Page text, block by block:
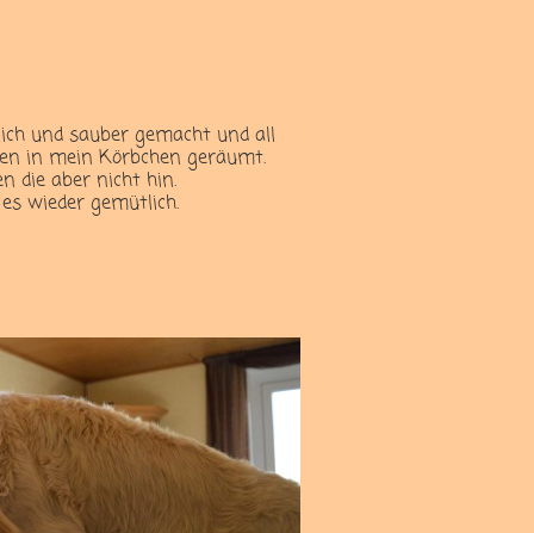
und sauber gemacht und all
in mein Körbchen geräumt.
die aber nicht hin.
wieder gemütlich.